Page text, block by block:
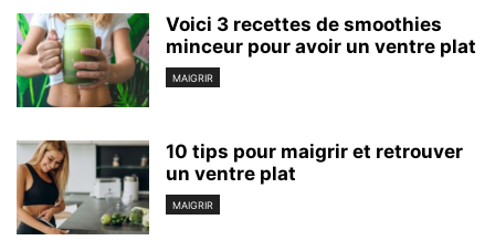
Voici 3 recettes de smoothies
minceur pour avoir un ventre plat
MAIGRIR
10 tips pour maigrir et retrouver
un ventre plat
MAIGRIR